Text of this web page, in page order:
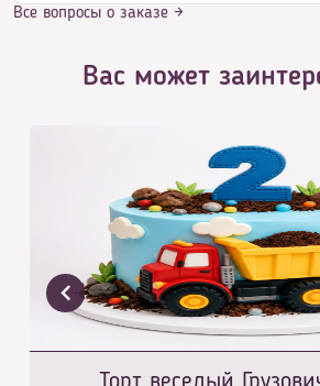
Все вопросы о заказе →
Вас может
Торт веселый